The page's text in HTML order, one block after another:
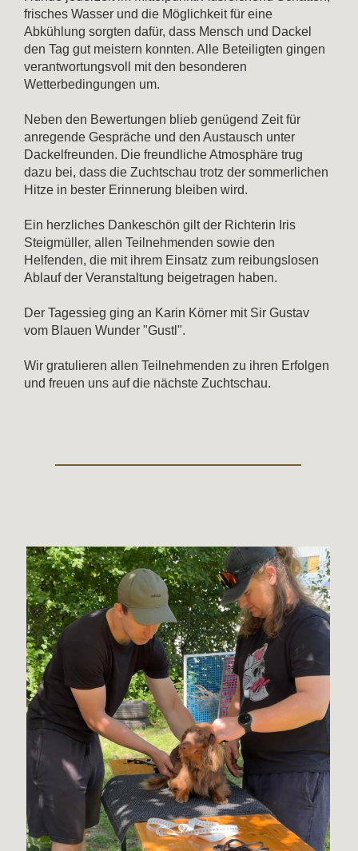
frisches Wasser und die Möglichkeit für eine
Abkühlung sorgten dafür, dass Mensch und Dackel
den Tag gut meistern konnten. Alle Beteiligten gingen
verantwortungsvoll mit den besonderen
Wetterbedingungen um.
Neben den Bewertungen blieb genügend Zeit für
anregende Gespräche und den Austausch unter
Dackelfreunden. Die freundliche Atmosphäre trug
dazu bei, dass die Zuchtschau trotz der sommerlichen
Hitze in bester Erinnerung bleiben wird.
Ein herzliches Dankeschön gilt der Richterin Iris
Steigmüller, allen Teilnehmenden sowie den
Helfenden, die mit ihrem Einsatz zum reibungslosen
Ablauf der Veranstaltung beigetragen haben.
Der Tagessieg ging an Karin Körner mit Sir Gustav
vom Blauen Wunder "Gustl".
Wir gratulieren allen Teilnehmenden zu ihren Erfolgen
und freuen uns auf die nächste Zuchtschau.